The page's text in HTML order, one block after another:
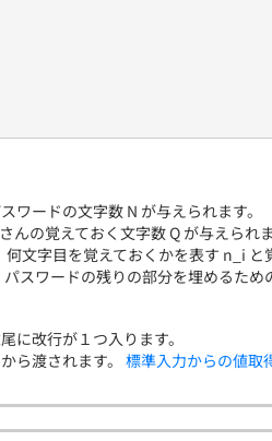
ワードの文字数 N が与えられます。
んの覚えておく文字数 Q が与えられま
何文字目を覚えておくかを表す n_i
スワードの残りの部分を埋めるため
に改行が１つ入ります。
ら渡されます。 標準入力からの値取